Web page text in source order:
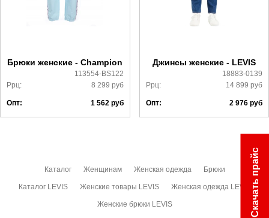
Более детально с условиями доставки и оплаты можно
Брюки женские - Champion
113554-BS122
Ррц:
8 299 руб
Опт: 1 562руб
Джинсы женские - LEVIS
18883-0139
Ррц:
14 899 руб
Опт: 2 976 руб
Каталог Женщинам Женская одежда Брюки
Каталог LEVIS Женские товары LEVIS Женская одежда LEVIS
Женские брюки LEVIS Скачать прайс